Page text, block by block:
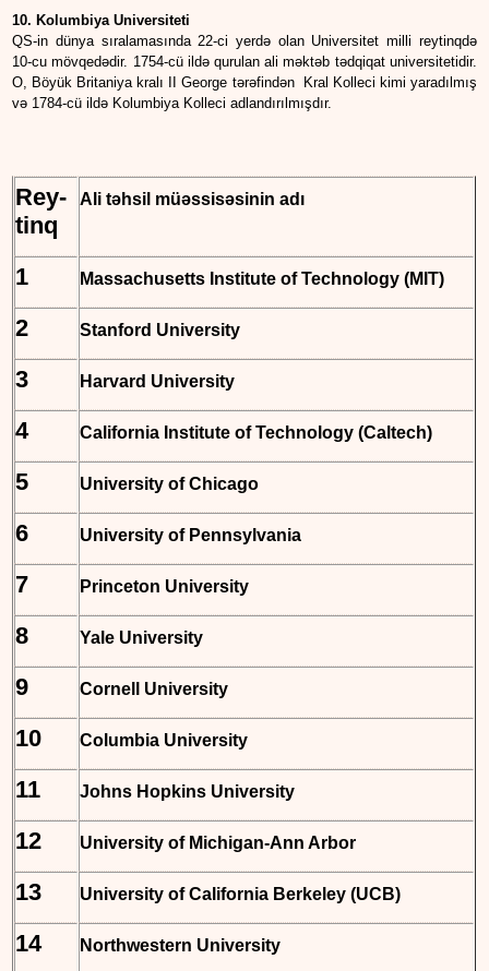
10. Kolumbiya Universiteti
QS-in dünya sıralamasında 22-ci yerdə olan Universitet milli reytinqdə
10-cu mövqedədir. 1754-cü ildə qurulan ali məktəb tədqiqat universitetidir.
O, Böyük Britaniya kralı II George tərəfindən Kral Kolleci kimi yaradılmış
və 1784-cü ildə Kolumbiya Kolleci adlandırılmışdır.
Rey-
tinq
Ali təhsil müəssisəsinin adı
1 Massachusetts Institute of Technology (MIT)
2 Stanford University
3 Harvard University
4 California Institute of Technology (Caltech)
5 University of Chicago
6 University of Pennsylvania
7 Princeton University
8 Yale University
9 Cornell University
10 Columbia University
11 Johns Hopkins University
12 University of Michigan-Ann Arbor
13 University of California Berkeley (UCB)
14 Northwestern University